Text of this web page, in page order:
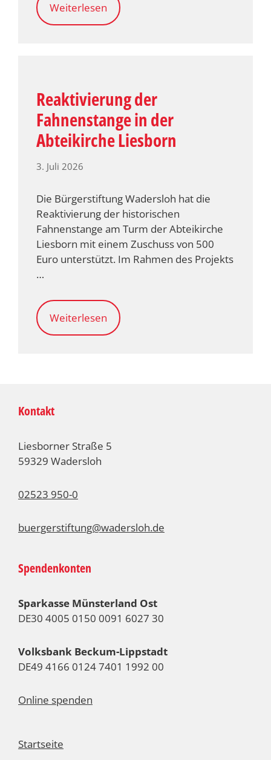
Weiterlesen
Reaktivierung der
Fahnenstange in der
Abteikirche Liesborn
3. Juli 2026
Die Bürgerstiftung Wadersloh hat die
Reaktivierung der historischen
Fahnenstange am Turm der Abteikirche
Liesborn mit einem Zuschuss von 500
Euro unterstützt. Im Rahmen des Projekts
…
Weiterlesen
Kontakt
Liesborner Straße 5
59329 Wadersloh
02523 950-0
buergerstiftung@wadersloh.de
Spendenkonten
Sparkasse Münsterland Ost
DE30 4005 0150 0091 6027 30
Volksbank Beckum-Lippstadt
DE49 4166 0124 7401 1992 00
Online spenden
Startseite